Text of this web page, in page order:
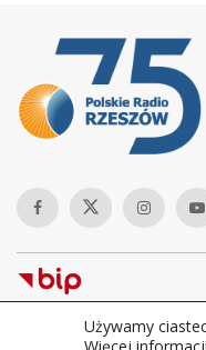
Copyright © 2026Polskie
Używamy